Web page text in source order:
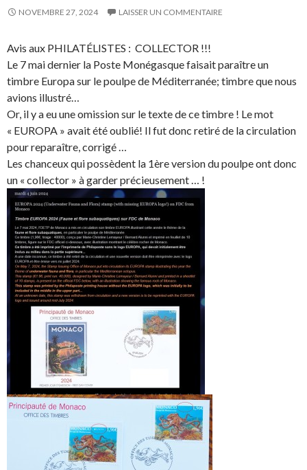
NOVEMBRE 27, 2024 LAISSER UN COMMENTAIRE
Avis aux PHILATÉLISTES : COLLECTOR !!!
Le 7 mai dernier la Poste Monégasque faisait paraître un
timbre Europa sur le poulpe de Méditerranée; timbre que nous
avions illustré…
Or, il y a eu une omission sur le texte de ce timbre ! Le mot
« EUROPA » avait été oublié! Il fut donc retiré de la circulation
pour reparaître, corrigé …
Les chanceux qui possèdent la 1ère version du poulpe ont donc
un « collector » à garder précieusement … !